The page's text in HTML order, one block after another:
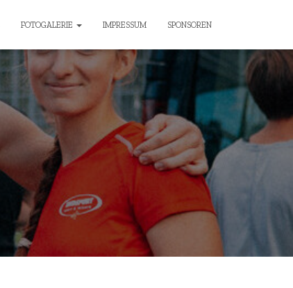
FOTOGALERIE IMPRESSUM SPONSOREN